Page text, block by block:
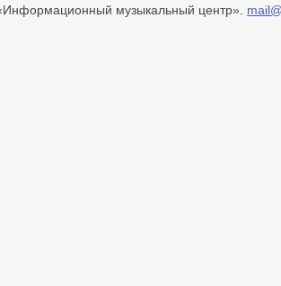
музыкальный центр».